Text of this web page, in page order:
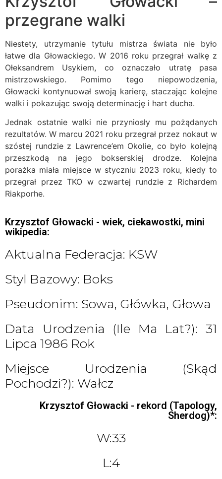
przegrane walki
Niestety, utrzymanie tytułu mistrza świata nie było
łatwe dla Głowackiego. W 2016 roku przegrał walkę z
Ołeksandrem Usykiem, co oznaczało utratę pasa
mistrzowskiego. Pomimo tego niepowodzenia,
Głowacki kontynuował swoją karierę, staczając kolejne
walki i pokazując swoją determinację i hart ducha.
Jednak ostatnie walki nie przyniosły mu pożądanych
rezultatów. W marcu 2021 roku przegrał przez nokaut w
szóstej rundzie z Lawrence’em Okolie, co było kolejną
przeszkodą na jego bokserskiej drodze. Kolejna
porażka miała miejsce w styczniu 2023 roku, kiedy to
przegrał przez TKO w czwartej rundzie z Richardem
Riakporhe.
Krzysztof Głowacki - wiek, ciekawostki, mini
wikipedia:
Aktualna Federacja: KSW
Styl Bazowy: Boks
Pseudonim: Sowa, Główka, Głowa
Data Urodzenia (ile Ma Lat?): 31
Lipca 1986 Rok
Miejsce Urodzenia (skąd
Pochodzi?): Wałcz
Krzysztof Głowacki - rekord (Tapology,
Sherdog)*:
W:33
L:4